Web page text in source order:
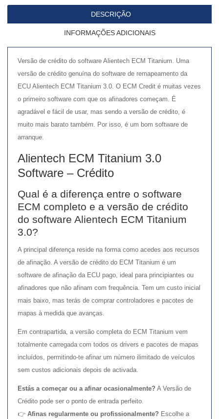
DESCRIÇÃO
INFORMAÇÕES ADICIONAIS
Versão de crédito do software Alientech ECM Titanium. Uma
versão de crédito genuína do software de remapeamento da
ECU Alientech ECM Titanium 3.0. O ECM Credit é muitas vezes
o primeiro software com que os afinadores começam. É
agradável e fácil de usar, mas sendo a versão de crédito, é
muito mais barato também. Por isso, é um bom software de
arranque.
Alientech ECM Titanium 3.0
Software – Crédito
Qual é a diferença entre o software
ECM completo e a versão de crédito
do software Alientech ECM Titanium
3.0?
A principal diferença reside na forma como acedes aos recursos
de afinação. A versão de crédito do ECM Titanium é um
software de afinação da ECU pago, ideal para principiantes ou
afinadores que não afinam com frequência. Tem um custo inicial
mais baixo, mas terás de comprar controladores e pacotes de
mapas à medida que avanças.
Em contrapartida, a versão completa do ECM Titanium vem
totalmente carregada com todos os drivers e pacotes de mapas
incluídos, permitindo-te afinar um número ilimitado de veículos
sem custos adicionais depois de activada.
Estás a começar ou a afinar ocasionalmente? A Versão de
Crédito pode ser o ponto de entrada perfeito.
👉 Afinas regularmente ou profissionalmente? Escolhe a